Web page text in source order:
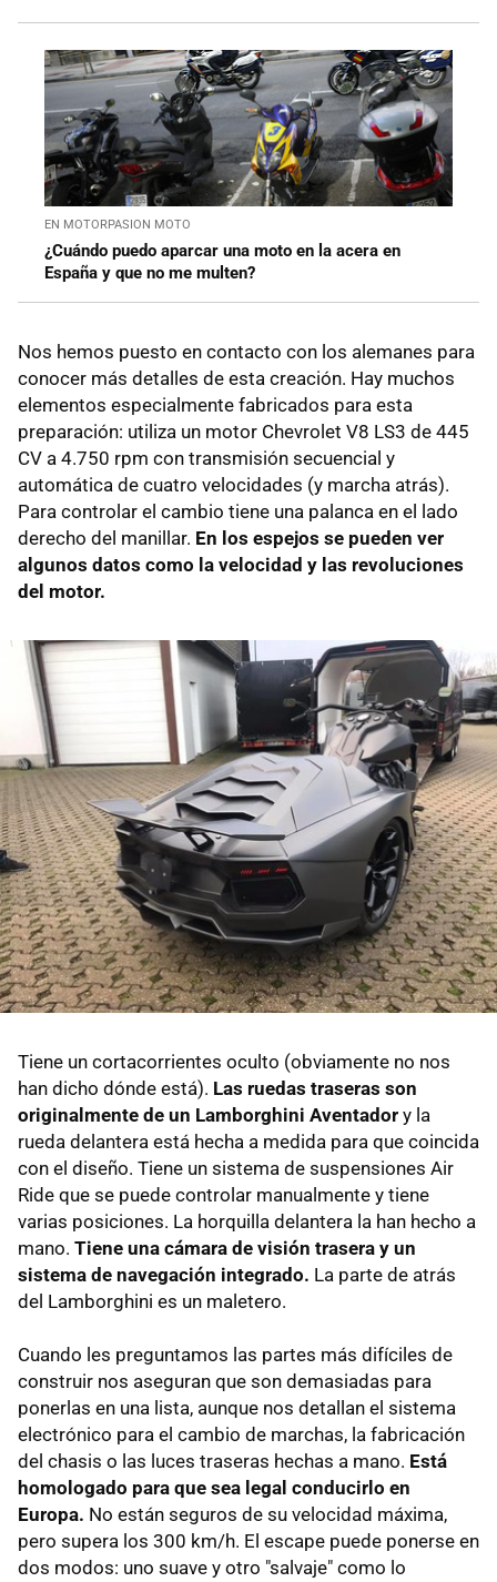
EN MOTORPASION MOTO
¿Cuándo puedo aparcar una moto en la acera en
España y que no me multen?
Nos hemos puesto en contacto con los alemanes para
conocer más detalles de esta creación. Hay muchos
elementos especialmente fabricados para esta
preparación: utiliza un motor Chevrolet V8 LS3 de 445
CV a 4.750 rpm con transmisión secuencial y
automática de cuatro velocidades (y marcha atrás).
Para controlar el cambio tiene una palanca en el lado
derecho del manillar. En los espejos se pueden ver
algunos datos como la velocidad y las revoluciones
del motor.
Tiene un cortacorrientes oculto (obviamente no nos
han dicho dónde está). Las ruedas traseras son
originalmente de un Lamborghini Aventador y la
rueda delantera está hecha a medida para que coincida
con el diseño. Tiene un sistema de suspensiones Air
Ride que se puede controlar manualmente y tiene
varias posiciones. La horquilla delantera la han hecho a
mano. Tiene una cámara de visión trasera y un
sistema de navegación integrado. La parte de atrás
del Lamborghini es un maletero.
Cuando les preguntamos las partes más difíciles de
construir nos aseguran que son demasiadas para
ponerlas en una lista, aunque nos detallan el sistema
electrónico para el cambio de marchas, la fabricación
del chasis o las luces traseras hechas a mano. Está
homologado para que sea legal conducirlo en
Europa. No están seguros de su velocidad máxima,
pero supera los 300 km/h. El escape puede ponerse en
dos modos: uno suave y otro "salvaje" como lo